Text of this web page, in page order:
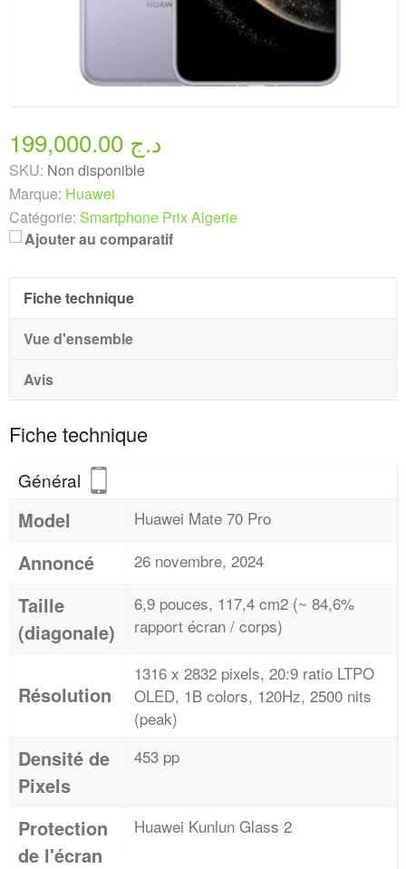
199,000.00 د.ج
SKU: Non disponible
Marque: Huawei
Catégorie: Smartphone Prix Algerie
Ajouter au comparatif
Fiche technique
Vue d'ensemble
Avis
Fiche technique
Général
Model Huawei Mate 70 Pro
Annoncé 26 novembre, 2024
Taille
(diagonale)
6,9 pouces, 117,4 cm2 (~ 84,6%
rapport écran / corps)
Résolution
1316 x 2832 pixels, 20:9 ratio LTPO
OLED, 1B colors, 120Hz, 2500 nits
(peak)
Densité de
Pixels
453 pp
Protection
de l'écran
Huawei Kunlun Glass 2